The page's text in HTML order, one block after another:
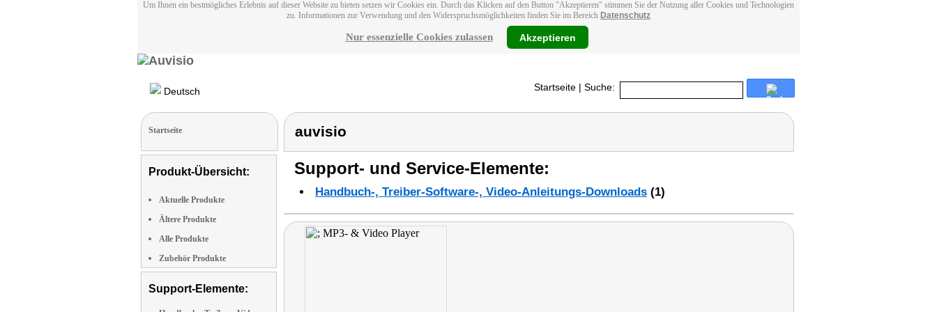
Um Ihnen ein bestmögliches Erlebnis auf dieser Website zu bieten setzen wir Cookies ein. Durch das Klicken auf den Button "Akzeptieren" stimmen Sie der Nutzung aller Cookies und Technologien
zu. Informationen zur Verwendung und den Widerspruchsmöglichkeiten finden Sie im Bereich Datenschutz
Nur essenzielle Cookies zulassen Akzeptieren
Deutsch Startseite | Suche:
Startseite
Produkt-Übersicht:
Aktuelle Produkte
Ältere Produkte
Alle Produkte
Zubehör Produkte
Support-Elemente:
auvisio
Support- und Service-Elemente:
Handbuch-, Treiber-Software-, Video-Anleitungs-Downloads (1)